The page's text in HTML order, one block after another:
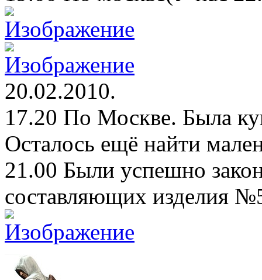
20.02.2010.
17.20 По Москве. Была
Осталось ещё найти
21.00 Были успешно
составляющих изделия